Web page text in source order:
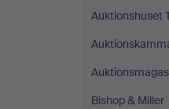
Auktionshuset
Bishop & Miller